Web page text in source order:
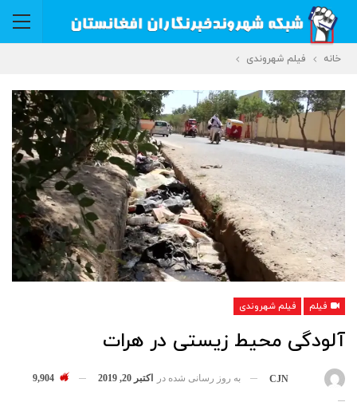
خانه فیلم شهروندی
فیلم فیلم شهروندی
آلودگی محیط زیستی در هرات
CJN به روز رسانی شده در اکتبر 20, 2019 9,904